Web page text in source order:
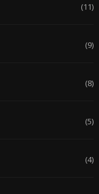
(11)
(9)
(8)
(5)
(4)